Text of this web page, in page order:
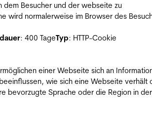
dem Besucher und der webseite zu
wird normalerweise im Browser des
: 400 TageTyp: HTTP-Cookie
einer Webseite sich an
wie sich eine Webseite verhält
bevorzugte Sprache oder die Region in